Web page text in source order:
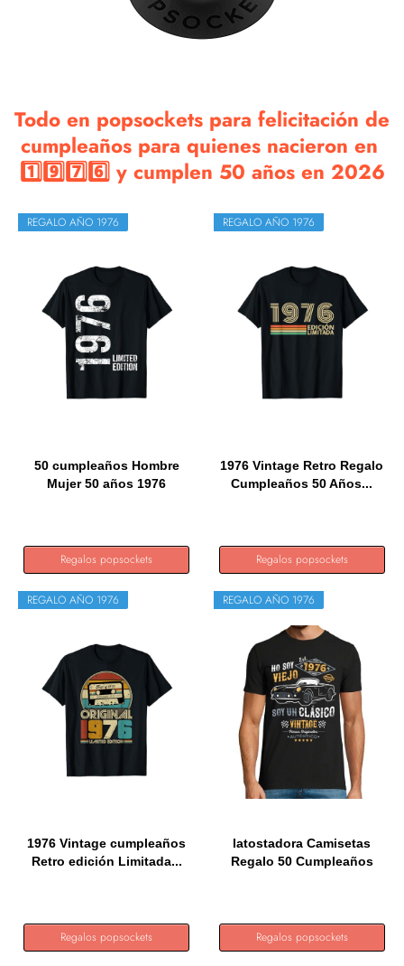
Todo en popsockets para felicitación de
cumpleaños para quienes nacieron en
1️⃣9️⃣7️⃣6️⃣ y cumplen 50 años en 2026
REGALO AÑO 1976
50 cumpleaños Hombre
Mujer 50 años 1976
Regalos popsockets
REGALO AÑO 1976
1976 Vintage Retro Regalo
Cumpleaños 50 Años...
Regalos popsockets
REGALO AÑO 1976
1976 Vintage cumpleaños
Retro edición Limitada...
Regalos popsockets
REGALO AÑO 1976
latostadora Camisetas
Regalo 50 Cumpleaños
Regalos popsockets